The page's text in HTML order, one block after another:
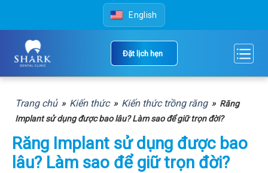
content
English
Đặt lịch hẹn
Trang chủ » Kiến thức » Kiến thức trồng răng » Răng
Implant sử dụng được bao lâu? Làm sao để giữ trọn đời?
Răng Implant sử dụng được bao
lâu? Làm sao để giữ trọn đời?